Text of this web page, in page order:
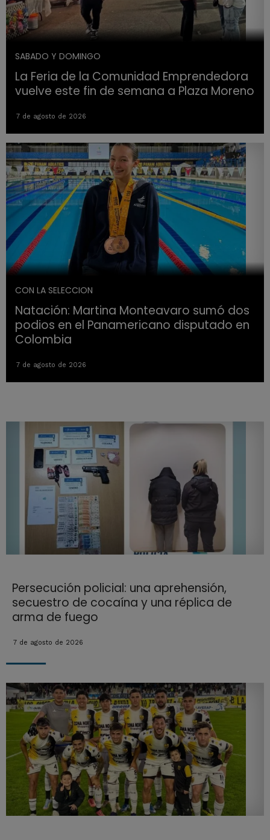
SABADO Y DOMINGO
La Feria de la Comunidad Emprendedora
vuelve este fin de semana a Plaza Moreno
7 de agosto de 2026
CON LA SELECCION
Natación: Martina Monteavaro sumó dos
podios en el Panamericano disputado en
Colombia
7 de agosto de 2026
Persecución policial: una aprehensión,
secuestro de cocaína y una réplica de
arma de fuego
7 de agosto de 2026